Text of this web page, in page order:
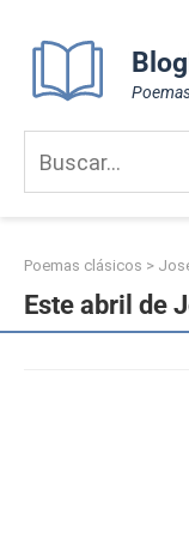
content
Poemas clásicos >
Este abril de